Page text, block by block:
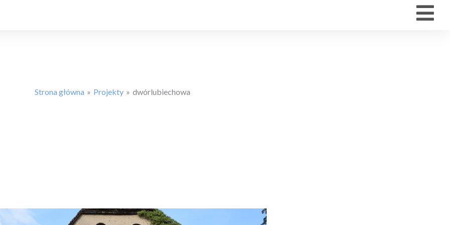
Strona główna Projekty dwórlubiechowa